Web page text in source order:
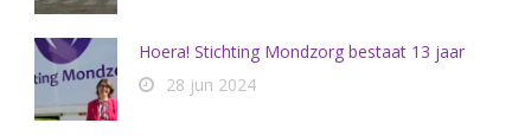
Hoera! Stichting Mondzorg bestaat 13 jaar
28 jun 2024